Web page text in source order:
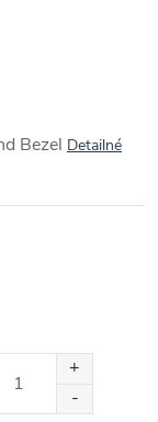
Bezel Detailné